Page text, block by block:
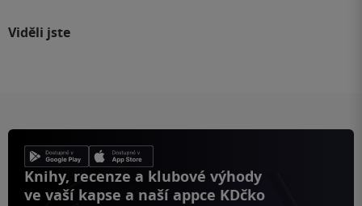
Viděli jste
Knihy, recenze a klubové výhody
ve vaší kapse a naší appce KDčko